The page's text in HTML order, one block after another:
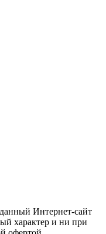
Интернет-сайт
характер и ни при